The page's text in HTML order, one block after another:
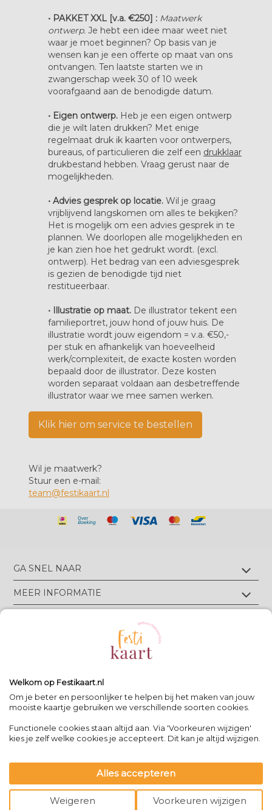
• PAKKET XXL [v.a. €250] : Maatwerk
ontwerp. Je hebt een idee maar weet niet
waar je moet beginnen? Op basis van je
wensen kan je een offerte op maat van ons
ontvangen. Ten laatste starten we in
zwangerschap week 30 of 10 week
voorafgaand aan de benodigde datum.
• Eigen ontwerp. Heb je een eigen ontwerp
die je wilt laten drukken? Met enige
regelmaat druk ik kaarten voor ontwerpers,
bureaus, of particulieren die zelf een drukklaar
drukbestand hebben. Vraag gerust naar de
mogelijkheden.
• Advies gesprek op locatie. Wil je graag
vrijblijvend langskomen om alles te bekijken?
Het is mogelijk om een advies gesprek in te
plannen. We doorlopen alle mogelijkheden en
je kan zien hoe het gedrukt wordt. (excl.
ontwerp). Het bedrag van een adviesgesprek
is gezien de benodigde tijd niet
restitueerbaar.
• Illustratie op maat. De illustrator tekent een
familieportret, jouw hond of jouw huis. De
illustratie wordt jouw eigendom = v.a. €50,-
per stuk en afhankelijk van hoeveelheid
werk/complexiteit, de exacte kosten worden
bepaald door de illustrator. Deze kosten
worden separaat voldaan aan desbetreffende
illustrator waar we mee samen werken.
Klik hier om service te bestellen
Wil je maatwerk?
Stuur een e-mail:
team@festikaart.nl
GA SNEL NAAR
Geboortekaartjes met foliedruk
Geboortekaartjes zonder foliedruk
Geboortekaartjes op écht linnen
Geboortekaartjes met letterpress
MEER INFORMATIE
Privacy verklaring
Bekijk alle foliedruk kleuren
Uitleg editor
Het 8-stappen plan: keuzes maken
WhatsApp: +31(0)651725973
Pinterest
Contact|
team@festikaart.nl
powered by DRN Cards 2026
Welkom op Festikaart.nl
Om je beter en persoonlijker te helpen bij het maken van jouw
mooiste kaartje gebruiken we verschillende soorten cookies.
Functionele cookies staan altijd aan. Via 'Voorkeuren wijzigen'
kies je zelf welke cookies je accepteert. Dit kan je altijd wijzigen.
Alles accepteren
Weigeren Voorkeuren wijzigen